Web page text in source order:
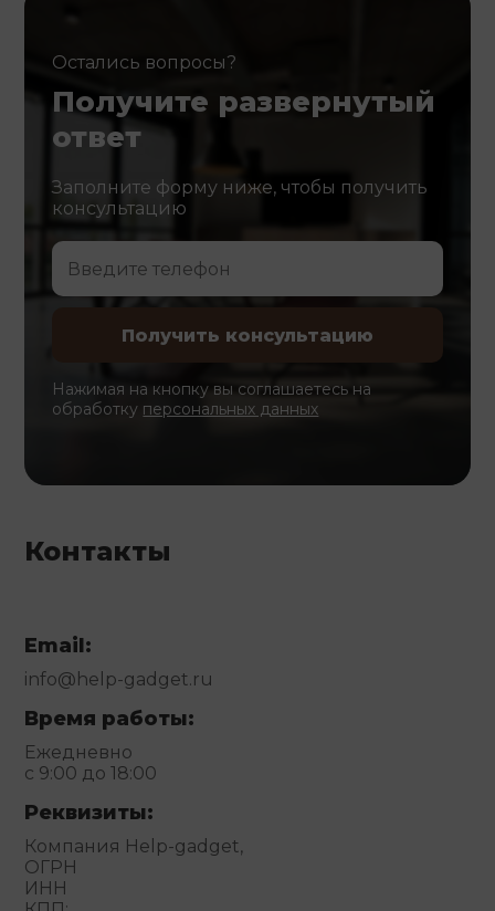
Остались вопросы?
Получите развернутый
ответ
Заполните форму ниже, чтобы получить
консультацию
Нажимая на кнопку вы соглашаетесь на
обработку персональных данных
Контакты
Email:
info@help-gadget.ru
Время работы:
Ежедневно
с 9:00 до 18:00
Реквизиты:
Компания Help-gadget,
ОГРН
ИНН